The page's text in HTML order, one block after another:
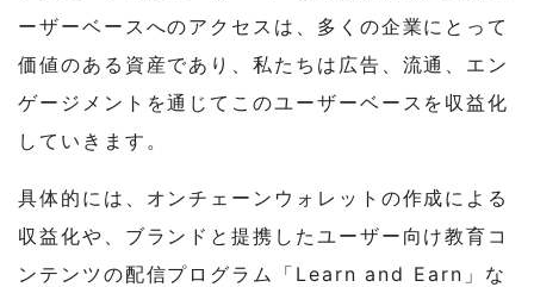
ーザーベースへのアクセスは、多くの企業にとって
価値のある資産であり、私たちは広告、流通、エン
ゲージメントを通じてこのユーザーベースを収益化
していきます。
具体的には、オンチェーンウォレットの作成による
収益化や、ブランドと提携したユーザー向け教育コ
ンテンツの配信プログラム「Learn and Earn」な